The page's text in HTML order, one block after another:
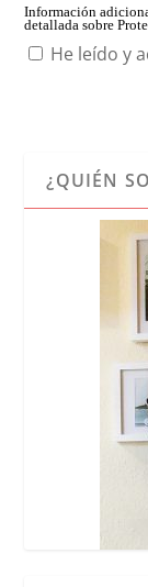
Información
detallada sobre
He leído y
¿QUIÉN